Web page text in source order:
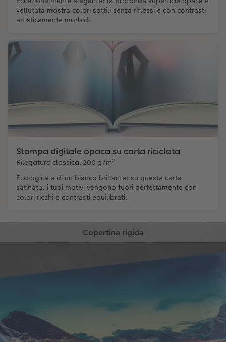
vellutata mostra colori sottili senza riflessi e con contrasti
artisticamente morbidi.
Stampa digitale opaca su carta riciclata
Rilegatura classica, 200 g/m²
Ecologica e di un bianco brillante: su questa carta
satinata, i tuoi motivi vengono fuori perfettamente con
colori ricchi e contrasti equilibrati.
Copertina rigida
La nota e amata copertina per libri illustrati che